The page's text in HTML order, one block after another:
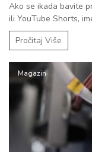
Ako se ikada bavite
ili YouTube Shorts,
Pročitaj Više
Magazin